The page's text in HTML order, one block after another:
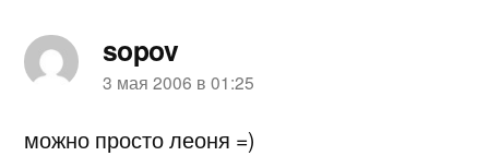
sopov
пишет:
3 мая 2006 в 01:25
можно просто леоня =)